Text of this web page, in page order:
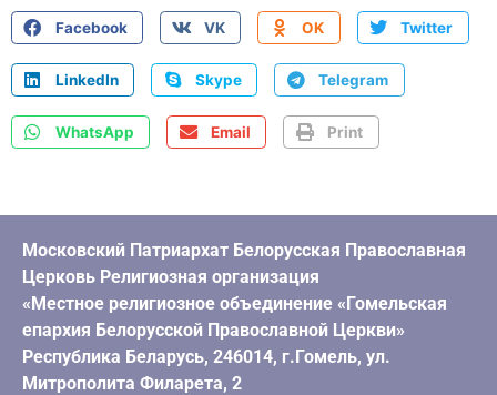
Facebook VK OK Twitter
LinkedIn Skype Telegram
WhatsApp Email Print
Московский Патриархат Белорусская Православная
Церковь Религиозная организация
«Местное религиозное объединение «Гомельская
епархия Белорусской Православной Церкви»
Республика Беларусь, 246014, г.Гомель, ул.
Митрополита Филарета, 2